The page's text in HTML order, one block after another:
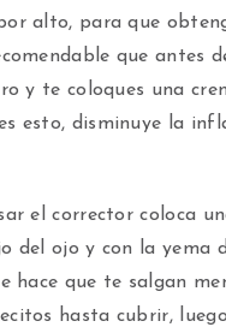
alto, para que
que antes
y te coloques una
esto, disminuye la
el corrector coloca
del ojo y con la yema
hace que te salgan
hasta cubrir,